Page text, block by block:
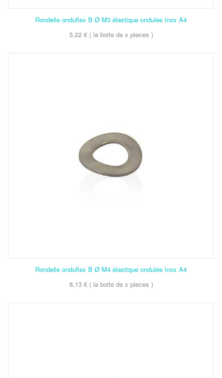
Rondelle onduflex B Ø M3 élastique ondulée Inox A4
5,22 € ( la boite de x pieces )
Rondelle onduflex B Ø M4 élastique ondulée Inox A4
8,13 € ( la boite de x pieces )